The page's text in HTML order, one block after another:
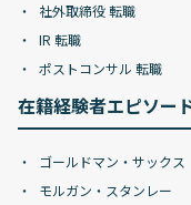
社外取締役 転職
IR 転職
ポストコンサル 転職
在籍経験者エピソー
ゴールドマン・サックス
モルガン・スタンレー